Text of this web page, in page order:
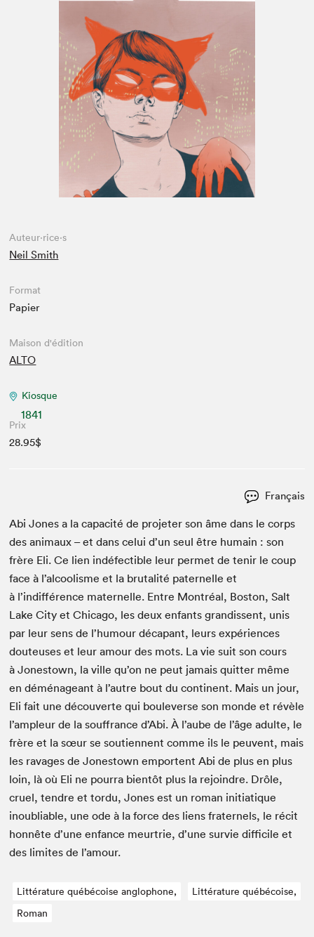
Espace enseignant·e·s
Espace pro
Auteur·rice·s
Neil Smith
Format
Papier
Maison d'édition
ALTO
Kiosque
1841
Prix
28.95$
Français
Abi Jones a la capac­ité de pro­jeter son âme dans le corps
des ani­maux – et dans celui d’un seul être humain : son
frère Eli. Ce lien indé­fectible leur per­met de tenir le coup
face à l’alcoolisme et la bru­tal­ité pater­nelle et
à l’indifférence mater­nelle. Entre Mon­tréal, Boston, Salt
Lake City et Chica­go, les deux enfants gran­dis­sent, unis
par leur sens de l’humour déca­pant, leurs expéri­ences
dou­teuses et leur amour des mots. La vie suit son cours
à Jon­estown, la ville qu’on ne peut jamais quit­ter même
en démé­nageant à l’autre bout du con­ti­nent. Mais un jour,
Eli fait une décou­verte qui boule­verse son monde et révèle
l’ampleur de la souf­france d’Abi. À l’aube de l’âge adulte, le
frère et la sœur se sou­ti­en­nent comme ils le peu­vent, mais
les rav­ages de Jon­estown empor­tent Abi de plus en plus
loin, là où Eli ne pour­ra bien­tôt plus la rejoin­dre. Drôle,
cru­el, ten­dre et tor­du, Jones est un roman ini­ti­a­tique
inou­bli­able, une ode à la force des liens frater­nels, le réc­it
hon­nête d’une enfance meur­trie, d’une survie dif­fi­cile et
des lim­ites de l’amour.
Littérature québécoise anglophone,
Littérature québécoise,
Roman